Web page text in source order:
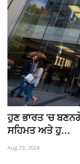
ਹੁਣ ਭਾਰਤ 'ਚ
ਸਹਿਮਤ ਅਤੇ ਹੁ...
Aug 29, 2024